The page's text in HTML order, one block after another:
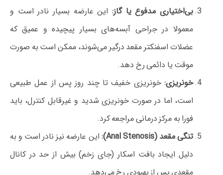
بی‌اختیاری مدفوع یا گاز: این عارضه بسیار نادر است و
معمولا در جراحی آبسه‌های بسیار پیچیده و عمیق که
عضلات اسفنکتر مقعد درگیر می‌شوند، ممکن است به صورت
موقت یا دائمی رخ دهد.
خونریزی: خونریزی خفیف تا چند روز پس از عمل طبیعی
است، اما در صورت خونریزی شدید و غیرقابل کنترل، باید
فورا به مرکز درمانی مراجعه کرد.
تنگی مقعد (Anal Stenosis):
این عارضه نیز نادر است و به
دلیل ایجاد بافت اسکار (جای زخم) بیش از حد در کانال
مقعدی پس از بهبودی رخ می‌دهد.